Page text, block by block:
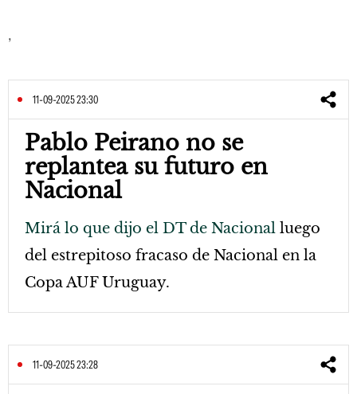
,
11-09-2025 23:30
Pablo Peirano no se
replantea su futuro en
Nacional
Mirá lo que dijo el DT de Nacional luego
del estrepitoso fracaso de Nacional en la
Copa AUF Uruguay.
11-09-2025 23:28